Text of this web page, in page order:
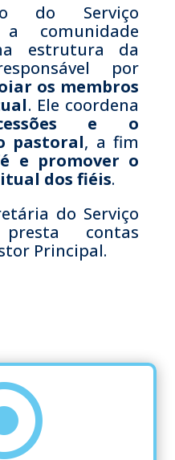
do Serviço
comunidade
estrutura da
por
os membros
. Ele coordena
e o
pastoral, a fim
e promover o
dos fiéis.
do Serviço
contas
Principal.